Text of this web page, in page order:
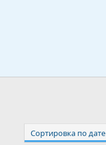
Сортировка по дате